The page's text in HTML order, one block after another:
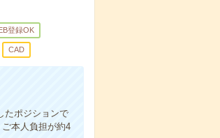
登録OK
CAD
たポジションで
本人負担が約4